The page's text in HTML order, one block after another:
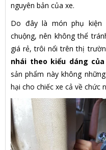
nguyên bản của xe.
Do đây là món phụ kiện
chuộng, nên không thể
giá rẻ, trôi nổi trên thị
nhái theo kiểu dáng
sản phẩm này không
hại cho chiếc xe cả về chức